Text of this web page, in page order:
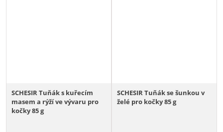
SCHESIR Tuňák s kuřecím
masem a rýží ve vývaru pro
kočky 85 g
SCHESIR Tuňák se šunkou v
želé pro kočky 85 g